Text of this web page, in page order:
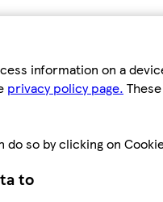
information on a
privacy policy page.
do so by clicking on
to